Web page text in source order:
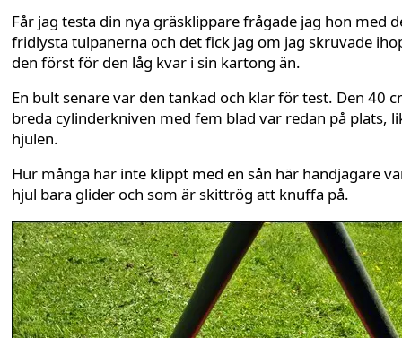
Får jag testa din nya gräsklippare frågade jag hon med
fridlysta tulpanerna och det fick jag om jag skruvade
den först för den låg kvar i sin kartong än.
En bult senare var den tankad och klar för test. Den 40
breda cylinderkniven med fem blad var redan på plats,
hjulen.
Hur många har inte klippt med en sån här handjagare
hjul bara glider och som är skittrög att knuffa på.